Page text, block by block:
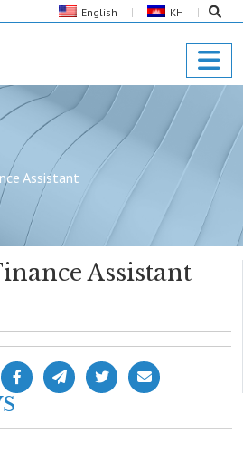
English KH
Assistant
Assistant